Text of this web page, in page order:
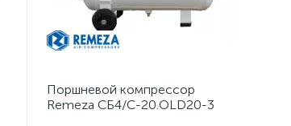
Поршневой компрессор
Remeza СБ4/C-20.OLD20-3